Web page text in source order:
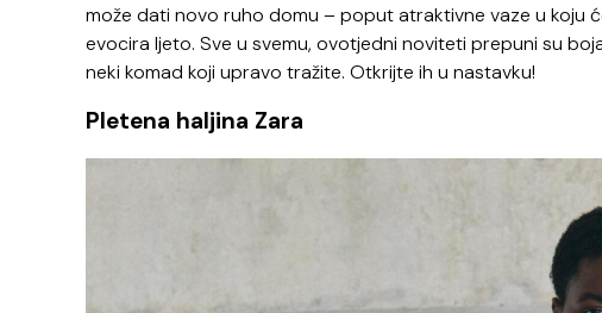
može dati novo ruho domu – poput atraktivne vaze u koju
evocira ljeto. Sve u svemu, ovotjedni noviteti prepuni su
neki komad koji upravo tražite. Otkrijte ih u nastavku!
Pletena haljina Zara